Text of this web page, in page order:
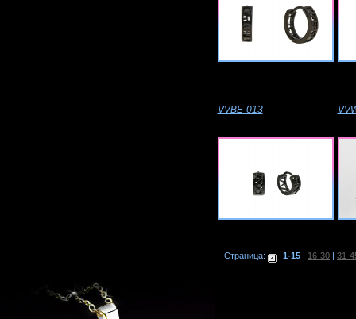
VVBE-013
Страница: 1-15 16-30 31-